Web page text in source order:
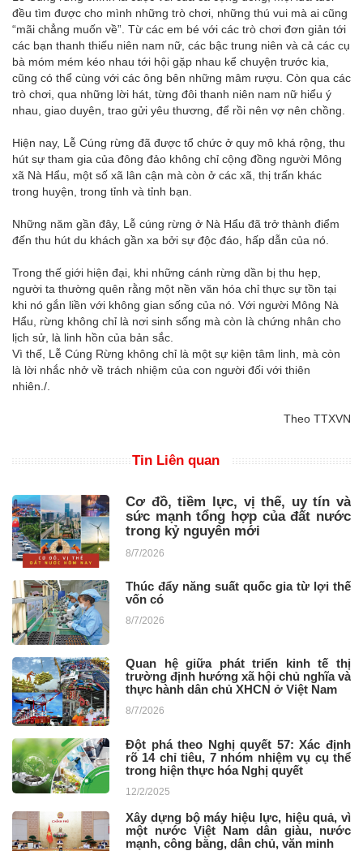
đều tìm được cho mình những trò chơi, những thú vui mà ai cũng
“mãi chẳng muốn về”. Từ các em bé với các trò chơi đơn giản tới
các bạn thanh thiếu niên nam nữ, các bậc trung niên và cả các cụ
bà móm mém kéo nhau tới hội gặp nhau kể chuyện trước kia,
cũng có thể cùng với các ông bên những mâm rượu. Còn qua các
trò chơi, qua những lời hát, từng đôi thanh niên nam nữ hiểu ý
nhau, giao duyên, trao gửi yêu thương, để rồi nên vợ nên chồng.
Hiện nay, Lễ Cúng rừng đã được tổ chức ở quy mô khá rộng, thu
hút sự tham gia của đông đảo không chỉ cộng đồng người Mông
xã Nà Hẩu, một số xã lân cận mà còn ở các xã, thị trấn khác
trong huyện, trong tỉnh và tỉnh bạn.
Những năm gần đây, Lễ cúng rừng ở Nà Hẩu đã trở thành điểm
đến thu hút du khách gần xa bởi sự độc đáo, hấp dẫn của nó.
Trong thế giới hiện đại, khi những cánh rừng dần bị thu hẹp,
người ta thường quên rằng một nền văn hóa chỉ thực sự tồn tại
khi nó gắn liền với không gian sống của nó. Với người Mông Nà
Hẩu, rừng không chỉ là nơi sinh sống mà còn là chứng nhân cho
lịch sử, là linh hồn của bản sắc.
Vì thế, Lễ Cúng Rừng không chỉ là một sự kiện tâm linh, mà còn
là lời nhắc nhở về trách nhiệm của con người đối với thiên
nhiên./.
Theo TTXVN
Tin Liên quan
Cơ đồ, tiềm lực, vị thế, uy tín và
sức mạnh tổng hợp của đất nước
trong kỷ nguyên mới
8/7/2026
Thúc đẩy năng suất quốc gia từ lợi thế
vốn có
8/7/2026
Quan hệ giữa phát triển kinh tế thị
trường định hướng xã hội chủ nghĩa và
thực hành dân chủ XHCN ở Việt Nam
8/7/2026
Đột phá theo Nghị quyết 57: Xác định
rõ 14 chỉ tiêu, 7 nhóm nhiệm vụ cụ thể
trong hiện thực hóa Nghị quyết
12/2/2025
Xây dựng bộ máy hiệu lực, hiệu quả, vì
một nước Việt Nam dân giàu, nước
mạnh, công bằng, dân chủ, văn minh